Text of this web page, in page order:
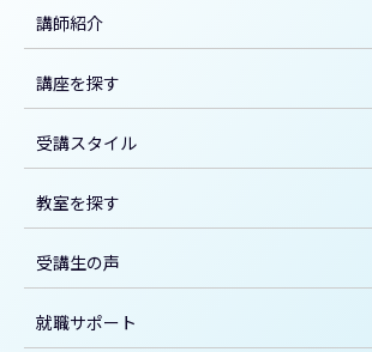
講師紹介
講座を探す
受講スタイル
教室を探す
受講生の声
就職サポート